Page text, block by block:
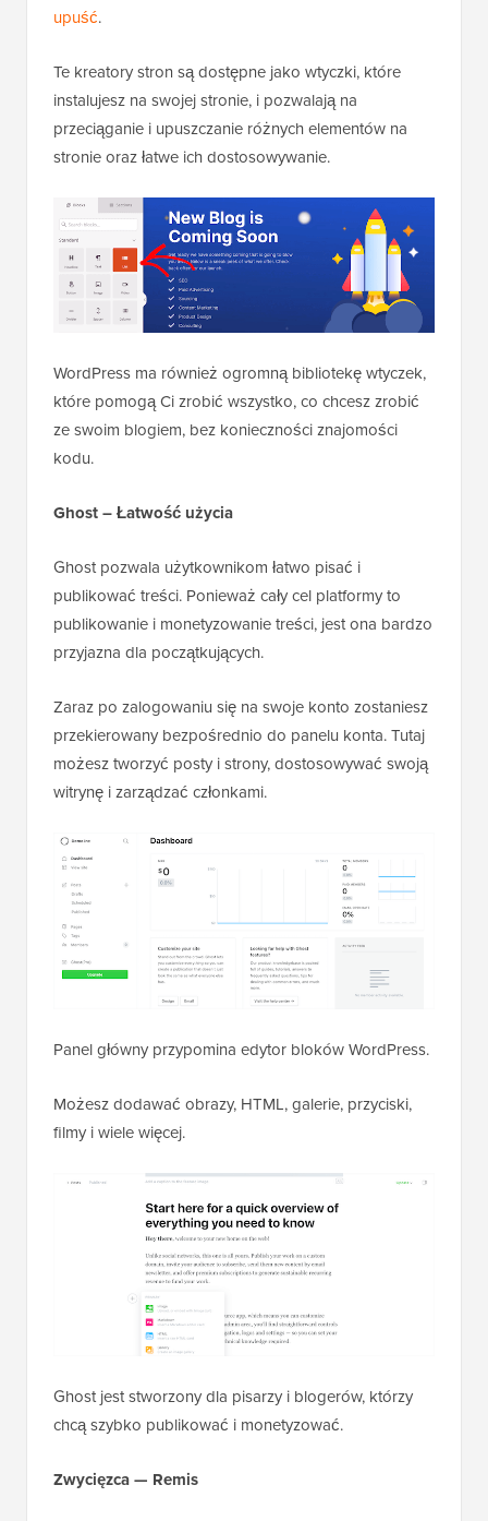
upuść.
Te kreatory stron są dostępne jako wtyczki, które
instalujesz na swojej stronie, i pozwalają na
przeciąganie i upuszczanie różnych elementów na
stronie oraz łatwe ich dostosowywanie.
WordPress ma również ogromną bibliotekę wtyczek,
które pomogą Ci zrobić wszystko, co chcesz zrobić
ze swoim blogiem, bez konieczności znajomości
kodu.
Ghost – Łatwość użycia
Ghost pozwala użytkownikom łatwo pisać i
publikować treści. Ponieważ cały cel platformy to
publikowanie i monetyzowanie treści, jest ona bardzo
przyjazna dla początkujących.
Zaraz po zalogowaniu się na swoje konto zostaniesz
przekierowany bezpośrednio do panelu konta. Tutaj
możesz tworzyć posty i strony, dostosowywać swoją
witrynę i zarządzać członkami.
Panel główny przypomina edytor bloków WordPress.
Możesz dodawać obrazy, HTML, galerie, przyciski,
filmy i wiele więcej.
Ghost jest stworzony dla pisarzy i blogerów, którzy
chcą szybko publikować i monetyzować.
Zwycięzca — Remis